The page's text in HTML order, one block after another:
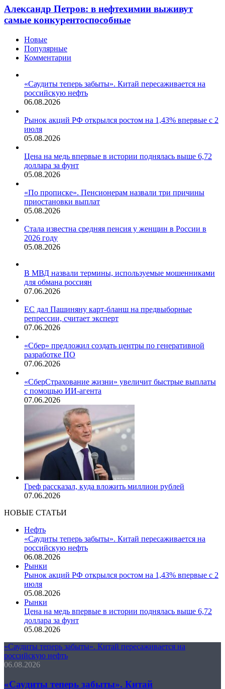
Александр Петров: в нефтехимии выживут
самые конкурентоспособные
Новые
Популярные
Комментарии
«Саудиты теперь забыты». Китай пересаживается на
российскую нефть
06.08.2026
Рынок акций РФ открылся ростом на 1,43% впервые с 2
июля
05.08.2026
Цена на медь впервые в истории поднялась выше 6,72
доллара за фунт
05.08.2026
«По прописке». Пенсионерам назвали три причины
приостановки выплат
05.08.2026
Стала известна средняя пенсия у женщин в России в
2026 году
05.08.2026
В МВД назвали термины, используемые мошенниками
для обмана россиян
07.06.2026
ЕС дал Пашиняну карт-бланш на предвыборные
репрессии, считает эксперт
07.06.2026
«Сбер» предложил создать центры по генеративной
разработке ПО
07.06.2026
«СберСтрахование жизни» увеличит быстрые выплаты
с помощью ИИ-агента
07.06.2026
Греф рассказал, куда вложить миллион рублей
07.06.2026
НОВЫЕ СТАТЬИ
Нефть
«Саудиты теперь забыты». Китай пересаживается на
российскую нефть
06.08.2026
Рынки
Рынок акций РФ открылся ростом на 1,43% впервые с 2
июля
05.08.2026
Рынки
Цена на медь впервые в истории поднялась выше 6,72
доллара за фунт
05.08.2026
«Саудиты теперь забыты». Китай пересаживается на
российскую нефть
06.08.2026
«Саудиты теперь забыты». Китай